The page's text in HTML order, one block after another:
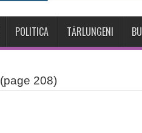
POLITICA TĂRLUNGENI
(page 208)